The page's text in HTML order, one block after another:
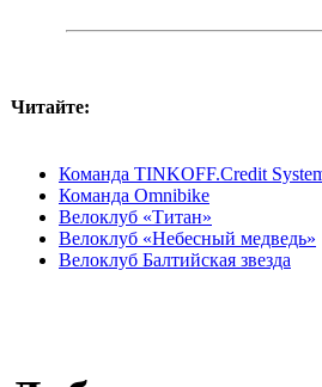
Читайте:
Команда TINKOFF.Credit
Команда Omnibike
Велоклуб «Титан»
Велоклуб «Небесный медведь»
Велоклуб Балтийская звезда